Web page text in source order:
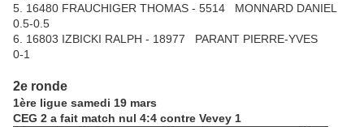
5. 16480 FRAUCHIGER THOMAS - 5514 MONNARD DANIEL
0.5-0.5
6. 16803 IZBICKI RALPH - 18977 PARANT PIERRE-YVES
0-1
2e ronde
1ère ligue samedi 19 mars
CEG 2 a fait match nul 4:4 contre Vevey 1